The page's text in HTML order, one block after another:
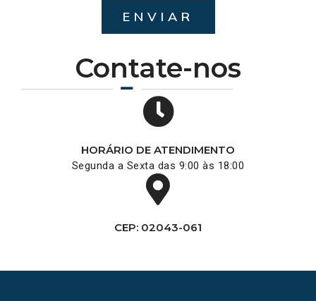
Contate-nos
HORÁRIO DE ATENDIMENTO
Segunda a Sexta das 9:00 às 18:00
CEP: 02043-061
ENVIAR